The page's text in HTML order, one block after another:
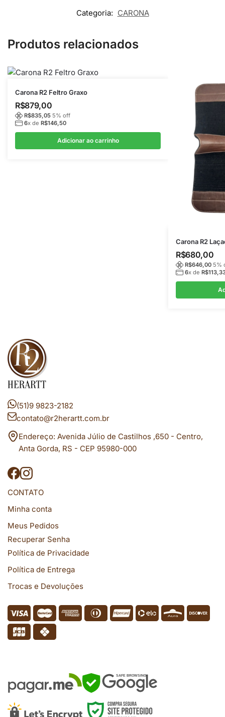
Categoria: CARONA
Produtos relacionados
Carona R2 Feltro Graxo
R$879,00
R$835,05 5% off
6x de R$146,50
Adicionar ao carrinho
Carona R2
R$680,00
R$646,00 5%
6x de R$
(51)9 9823-2182
contato@r2herartt.com.br
Endereço: Avenida Júlio de Castilhos ,650 - Centro,
Anta Gorda, RS - CEP 95980-000
CONTATO
Minha conta
Meus Pedidos
Recuperar Senha
Política de Privacidade
Política de Entrega
Trocas e Devoluções
SAFE BROWSING